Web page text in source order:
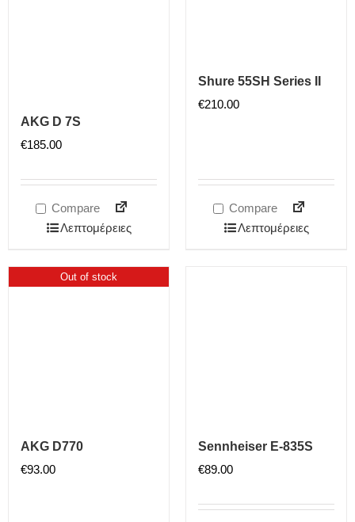
AKG D 7S
€185.00
Compare
Λεπτομέρειες
Shure 55SH Series II
€210.00
Compare
Λεπτομέρειες
Out of stock
AKG D770
€93.00
Sennheiser E-835S
€89.00